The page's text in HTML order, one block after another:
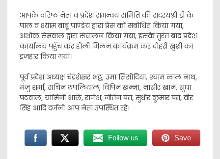
आपके वरिष्ठ नेता व प्रदेश समन्वय समिति की सदस्यश्री डी के
पाल व श्याम बाबू पाण्डेय द्वारा प्रेस को संबोधित किया गया,
अशोक सेमवाल द्वारा संचालन किया गया, इसके तुरंत बाद प्रदेश
कार्यालय पहुँच कर होली मिलन कार्यक्रम कर दोहरी खुशी का
इजहार किया गया।
पूर्व प्रदेश अध्यक्ष चंद्रशेखर भट्ट, उमा सिसोदिया, श्याम लाल नाथ,
मंजु शर्मा, सचिन थपलियाल, विपिन खन्ना, नासीर खान, सुधा
पटवाल, यामिनी आले, राजेश, जीतेन पंत, सुधीर कुमार पंत, वीर
सिंह आदि दर्जनों आप नेता उपस्थित रहे।
Follow us Save